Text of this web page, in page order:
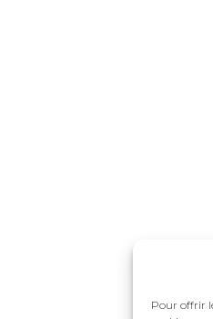
Pour offrir